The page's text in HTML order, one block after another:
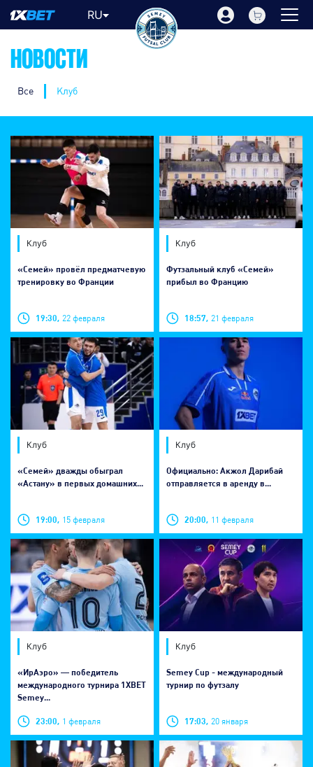
RU
НОВОСТИ
Все Клуб
Клуб
«Семей» провёл предматчевую
тренировку во Франции
19:30, 22 февраля
Клуб
​Футзальный клуб «Семей»
прибыл во Францию
18:57, 21 февраля
Клуб
«Семей» дважды обыграл
«Астану» в первых домашних...
19:00, 15 февраля
Клуб
Официально: Акжол Дарибай
отправляется в аренду в...
20:00, 11 февраля
Клуб
«ИрАэро» — победитель
международного турнира 1XBET
Semey...
23:00, 1 февраля
Клуб
Semey Cup - международный
турнир по футзалу
17:03, 20 января